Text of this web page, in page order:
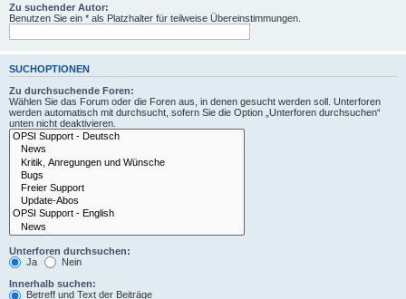
Zu suchender Autor:
Benutzen Sie ein * als Platzhalter für teilweise Übereinstimmungen.
SUCHOPTIONEN
Zu durchsuchende Foren:
Wählen Sie das Forum oder die Foren aus, in denen gesucht werden soll. Unterforen
werden automatisch mit durchsucht, sofern Sie die Option „Unterforen durchsuchen“
unten nicht deaktivieren.
Unterforen durchsuchen:
Ja
Nein
Innerhalb suchen:
Betreff und Text der Beiträge